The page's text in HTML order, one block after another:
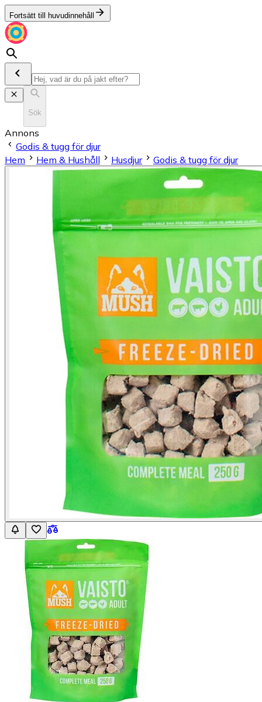
Fortsätt till huvudinnehåll
Sök
Annons
Godis & tugg för djur
Hem
Hem & Hushåll Husdjur Godis & tugg för djur